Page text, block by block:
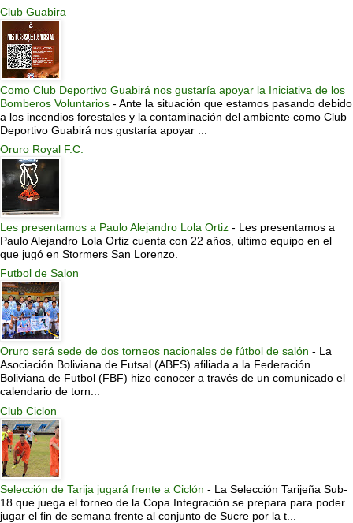
Club Guabira
Como Club Deportivo Guabirá nos gustaría apoyar la Iniciativa de los
Bomberos Voluntarios - Ante la situación que estamos pasando debido
a los incendios forestales y la contaminación del ambiente como Club
Deportivo Guabirá nos gustaría apoyar ...
Oruro Royal F.C.
Les presentamos a Paulo Alejandro Lola Ortiz - Les presentamos a
Paulo Alejandro Lola Ortiz cuenta con 22 años, último equipo en el
que jugó en Stormers San Lorenzo.
Futbol de Salon
Oruro será sede de dos torneos nacionales de fútbol de salón - La
Asociación Boliviana de Futsal (ABFS) afiliada a la Federación
Boliviana de Futbol (FBF) hizo conocer a través de un comunicado el
calendario de torn...
Club Ciclon
Selección de Tarija jugará frente a Ciclón - La Selección Tarijeña Sub-
18 que juega el torneo de la Copa Integración se prepara para poder
jugar el fin de semana frente al conjunto de Sucre por la t...